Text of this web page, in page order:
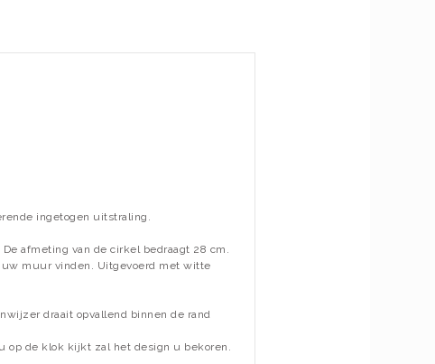
ingetogen uitstraling.
afmeting van de cirkel bedraagt 28 cm.
muur vinden. Uitgevoerd met witte
draait opvallend binnen de rand
op de klok kijkt zal het design u bekoren.